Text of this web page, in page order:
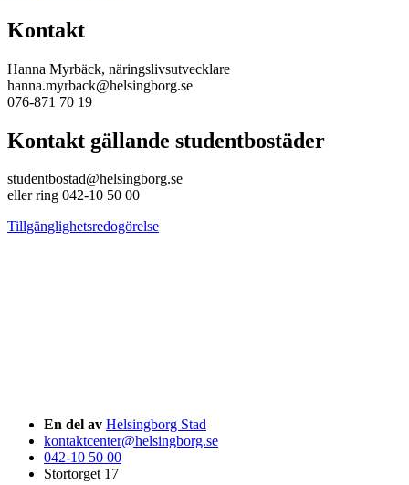
Kontakt
Hanna Myrbäck, näringslivsutvecklare
hanna.myrback@helsingborg.se
076-871 70 19
Kontakt gällande studentbostäder
studentbostad@helsingborg.se
eller ring 042-10 50 00
Tillgänglighetsredogörelse
En del av Helsingborg Stad
kontaktcenter@helsingborg.se
042-10 50 00
Stortorget 17